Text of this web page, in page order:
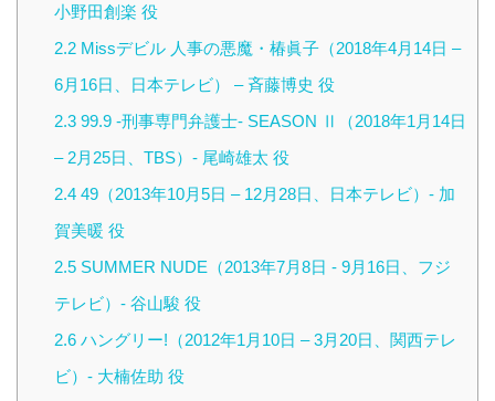
小野田創楽 役
2.2Missデビル 人事の悪魔・椿眞子（2018年4月14日 –
6月16日、日本テレビ） – 斉藤博史 役
2.399.9 -刑事専門弁護士- SEASON Ⅱ（2018年1月14日
– 2月25日、TBS）- 尾崎雄太 役
2.449（2013年10月5日 – 12月28日、日本テレビ）- 加
賀美暖 役
2.5SUMMER NUDE（2013年7月8日 ‐ 9月16日、フジ
テレビ）- 谷山駿 役
2.6ハングリー!（2012年1月10日 – 3月20日、関西テレ
ビ）- 大楠佐助 役